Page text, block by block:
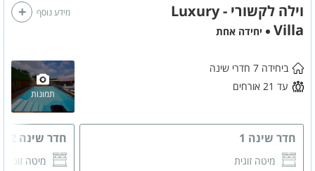
וילה לקשורי - Luxury
Villa
יחידה אחת
תמונות
ביחידה 7 חדרי שינה
עד 21 אורחים
חדר שינה 1
מיטה זוגית
חדר שינה 2
מיטה זוגית
מידע נוסף